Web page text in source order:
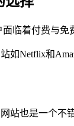
临着付费与免
如Netflix和
站也是一个不